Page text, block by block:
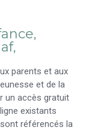
parents et aux
et de la
un accès gratuit
existants
référencés la